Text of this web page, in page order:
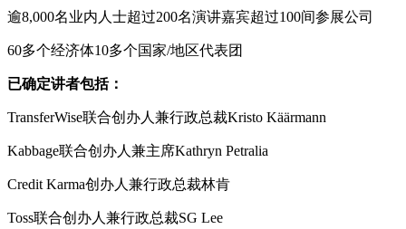
逾8,000名业内人士超过200名演讲嘉宾超过100间参展公司
60多个经济体10多个国家/地区代表团
已确定讲者包括：
TransferWise联合创办人兼行政总裁Kristo Käärmann
Kabbage联合创办人兼主席Kathryn Petralia
Credit Karma创办人兼行政总裁林肯
Toss联合创办人兼行政总裁SG Lee